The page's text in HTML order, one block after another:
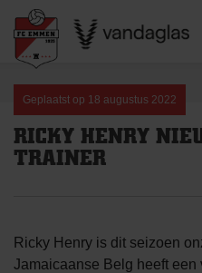
content
Geplaatst op 18 augustus 2022
RICKY HENRY
TRAINER
Ricky Henry is dit seizoen
Jamaicaanse Belg heeft